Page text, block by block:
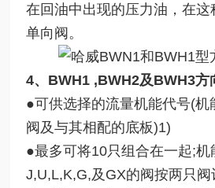
在回油中出现的压力油，在
单向阀。
4、BWH1 ,BWH2及BWH3方
●可供选择的流量机能代号(机
阀及与其相配的底板)1)
●最多可将10只组合在一起;机
J,U,L,K,G,及GX的阀按两只阀